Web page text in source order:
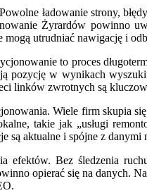
ładowanie strony,
Żyrardów powinno
mogą utrudniać nawigację i
to proces
pozycję w wynikach
linków zwrotnych są
Wiele firm skupia
takie jak „usługi
aktualne i spójne z danymi
efektów. Bez śledzenia
opierać się na danych.